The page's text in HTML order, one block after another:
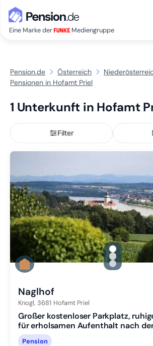
Eine Marke der Mediengruppe
Pension.de Österreich
Pensionen in Hofamt Priel
1 Unterkunft in Hofamt
Filter
Zu Slide 1
Zu Slide 2
Zu Slide 3
Naglhof
Knogl, 3681 Hofamt Priel
Großer kostenloser Parkplatz,
für erholsamen Aufenthalt nach
Pension